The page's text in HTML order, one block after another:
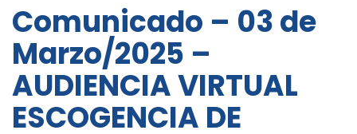
Comunicado – 03 de
Marzo/2025 –
AUDIENCIA VIRTUAL
ESCOGENCIA DE